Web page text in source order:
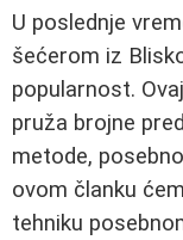
U poslednje
šećerom iz
popularnost.
pruža brojne
metode,
ovom članku
tehniku